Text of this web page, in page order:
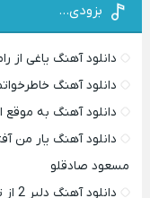
بزودی…
دانلود آهنگ یاغی از
دانلود آهنگ
دانلود آهنگ به موقع
دانلود آهنگ یار
مسعود صادقلو
دانلود آهنگ دلبر 2 از توحید ناصری